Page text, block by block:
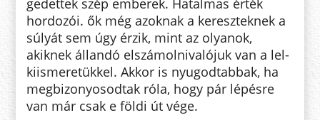
hordozói. ők még azoknak a kereszteknek a
súlyát sem úgy érzik, mint az olyanok,
akiknek állandó elszámolnivalójuk van a lel­
kiismeretükkel. Akkor is nyugodtabbak, ha
megbizonyosodtak róla, hogy pár lépésre
van már csak e földi út vége.